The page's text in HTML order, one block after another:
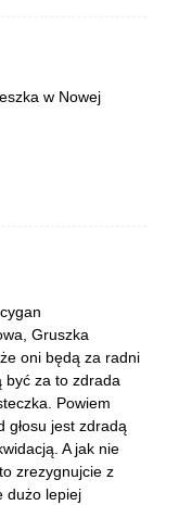
w Nowej
Gruszka
oni będą za radni
być za to zdrada
Powiem
głosu jest zdradą
A jak nie
zrezygnujcie z
dużo lepiej